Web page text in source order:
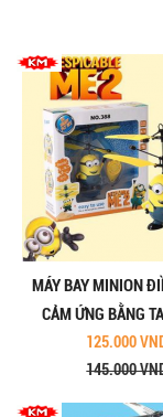
MÁY BAY MINION
CẢM ỨNG BẰNG
125.000
145.000